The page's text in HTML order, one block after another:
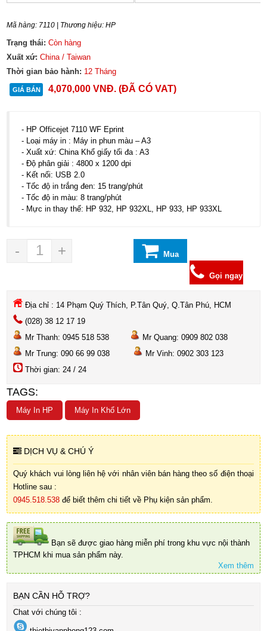
Mã hàng: 7110 | Thương hiệu:HP
Trạng thái: Còn hàng
Xuất xứ: China / Taiwan
Thời gian bảo hành: 12 Tháng
GIÁ BÁN 4,070,000VNĐ. (ĐÃ CÓ VAT)
- HP Officejet 7110 WF Eprint
- Loại máy in : Máy in phun màu – A3
- Xuất xứ: China Khổ giấy tối đa : A3
- Độ phân giải : 4800 x 1200 dpi
- Kết nối: USB 2.0
- Tốc độ in trắng đen: 15 trang/phút
- Tốc độ in màu: 8 trang/phút
- Mực in thay thế: HP 932, HP 932XL, HP 933, HP 933XL
- + Mua
Gọi ngay
Địa chỉ : 14 Phạm Quý Thích, P.Tân Quý, Q.Tân Phú, HCM
(028) 38 12 17 19
Mr Thanh: 0945 518 538
Mr Quang: 0909 802 038
Mr Trung: 090 66 99 038
Mr Vinh: 0902 303 123
Thời gian: 24 / 24
TAGS:
Máy In HP Máy In Khổ Lớn
DỊCH VỤ & CHÚ Ý
Quý khách vui lòng liên hệ với nhân viên bán hàng theo số điện thoại
Hotline sau :
0945.518.538 để biết thêm chi tiết về Phụ kiện sản phẩm.
Bạn sẽ được giao hàng miễn phí trong khu vực nội thành
TPHCM khi mua sản phẩm này.
Xem thêm
BẠN CẦN HỖ TRỢ?
Chat với chúng tôi :